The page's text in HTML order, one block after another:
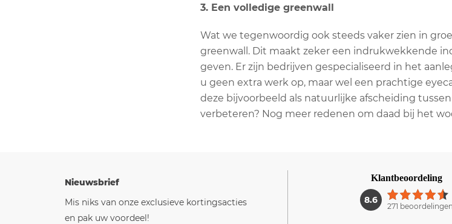
3. Een volledige greenwall
Wat we tegenwoordig ook steeds vaker zien in
greenwall. Dit maakt zeker een indrukwekkende
geven. Er zijn bedrijven gespecialiseerd in het
u geen extra werk op, maar wel een prachtige
deze bijvoorbeeld als natuurlijke afscheiding
verbeteren? Nog meer redenen om daad bij het
Nieuwsbrief
Mis niks van onze exclusieve kortingsacties
en pak uw voordeel!
Klantbeoordeling
8.6 1
271 beoordelingen